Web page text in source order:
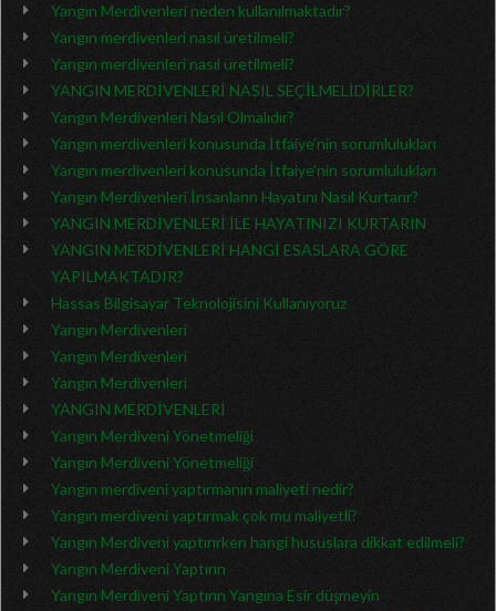
Yangın Merdivenleri neden kullanılmaktadır?
Yangın merdivenleri nasıl üretilmeli?
Yangın merdivenleri nasıl üretilmeli?
YANGIN MERDİVENLERİ NASIL SEÇİLMELİDİRLER?
Yangın Merdivenleri Nasıl Olmalıdır?
Yangın merdivenleri konusunda İtfaiye’nin sorumlulukları
Yangın merdivenleri konusunda İtfaiye’nin sorumlulukları
Yangın Merdivenleri İnsanların Hayatını Nasıl Kurtarır?
YANGIN MERDİVENLERİ İLE HAYATINIZI KURTARIN
YANGIN MERDİVENLERİ HANGİ ESASLARA GÖRE
YAPILMAKTADIR?
Hassas Bilgisayar Teknolojisini Kullanıyoruz
Yangın Merdivenleri
Yangın Merdivenleri
Yangın Merdivenleri
YANGIN MERDİVENLERİ
Yangın Merdiveni Yönetmeliği
Yangın Merdiveni Yönetmeliği
Yangın merdiveni yaptırmanın maliyeti nedir?
Yangın merdiveni yaptırmak çok mu maliyetli?
Yangın Merdiveni yaptırırken hangi hususlara dikkat edilmeli?
Yangın Merdiveni Yaptırın
Yangın Merdiveni Yaptırın Yangına Esir düşmeyin